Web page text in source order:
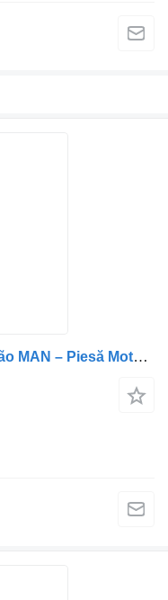
Cambota Arbore Cotit para camião MAN – Piesă Motor Originală